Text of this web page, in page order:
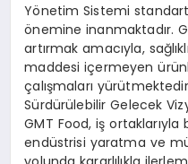
Yönetim Sistemi
önemine inanmaktadır.
artırmak amacıyla,
maddesi içermeyen
çalışmaları
Sürdürülebilir Gelecek
GMT Food, iş
endüstrisi yaratma ve